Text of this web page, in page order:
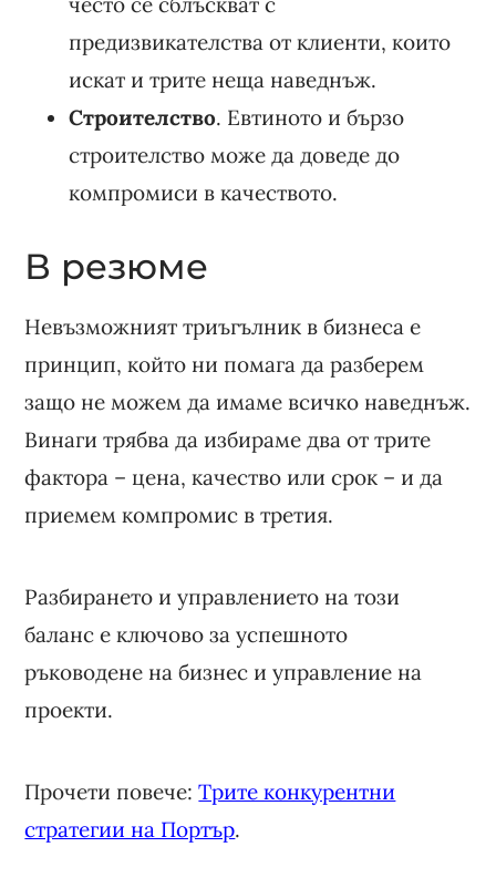
предизвикателства от клиенти, които
искат и трите неща наведнъж.
Строителство. Евтиното и бързо
строителство може да доведе до
компромиси в качеството.
В резюме
Невъзможният триъгълник в бизнеса е
принцип, който ни помага да разберем
защо не можем да имаме всичко наведнъж.
Винаги трябва да избираме два от трите
фактора – цена, качество или срок – и да
приемем компромис в третия.
Разбирането и управлението на този
баланс е ключово за успешното
ръководене на бизнес и управление на
проекти.
Прочети повече:Трите конкурентни
стратегии на Портър.